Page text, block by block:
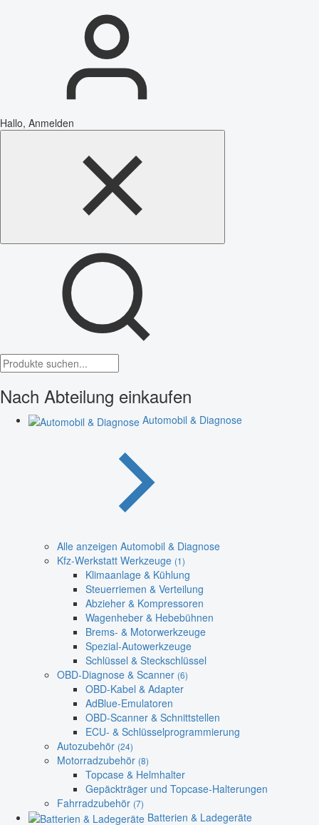
Hallo, Anmelden
Nach Abteilung einkaufen
Automobil & Diagnose
Alle anzeigen Automobil & Diagnose
Kfz-Werkstatt Werkzeuge (1)
Klimaanlage & Kühlung
Steuerriemen & Verteilung
Abzieher & Kompressoren
Wagenheber & Hebebühnen
Brems- & Motorwerkzeuge
Spezial-Autowerkzeuge
Schlüssel & Steckschlüssel
OBD-Diagnose & Scanner (6)
OBD-Kabel & Adapter
AdBlue-Emulatoren
OBD-Scanner & Schnittstellen
ECU- & Schlüsselprogrammierung
Autozubehör (24)
Motorradzubehör (8)
Topcase & Helmhalter
Gepäckträger und Topcase-Halterungen
Fahrradzubehör (7)
Batterien & Ladegeräte